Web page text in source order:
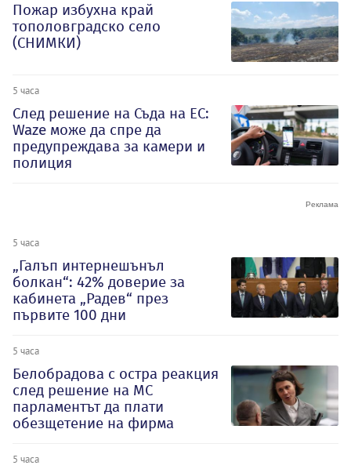
Пожар избухна край
тополовградско село
(СНИМКИ)
5 часа
След решение на Съда на ЕС:
Waze може да спре да
предупреждава за камери и
полиция
5 часа
„Галъп интернешънъл
болкан“: 42% доверие за
кабинета „Радев“ през
първите 100 дни
5 часа
Белобрадова с остра реакция
след решение на МС
парламентът да плати
обезщетение на фирма
5 часа